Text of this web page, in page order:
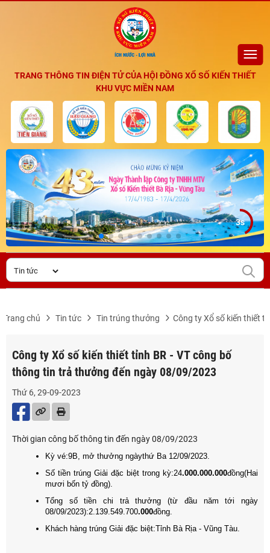
TRANG THÔNG TIN ĐIỆN TỬ CỦA HỘI ĐỒNG XỔ SỐ KIẾN THIẾT
KHU VỰC MIỀN NAM
3s
Trang chủ Tin tức Tin trúng thưởng Công ty Xổ số kiến thiết
Công ty Xổ số kiến thiết tỉnh BR - VT công bố
thông tin trả thưởng đến ngày 08/09/2023
Thứ 6, 29-09-2023
Thời gian công bố thông tin đến ngày 08/09/2023
Kỳ vé:9B, mở thưởng ngàythứ Ba 12/09/2023
Số tiền trúng Giải đặc biệt trong kỳ:24.000.000.000đồng(Hai
mươi bốn tỷ đồng)
Tổng số tiền chi trả thưởng (từ đầu năm tới ngày
08/09/2023):2.139.549.700.000đồng
Khách hàng trúng Giải đặc biệt:Tỉnh Bà Rịa - Vũng Tàu.